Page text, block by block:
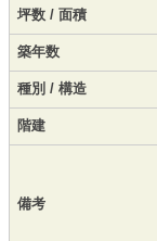
坪数 / 面積
築年数
種別 / 構造
階建
備考